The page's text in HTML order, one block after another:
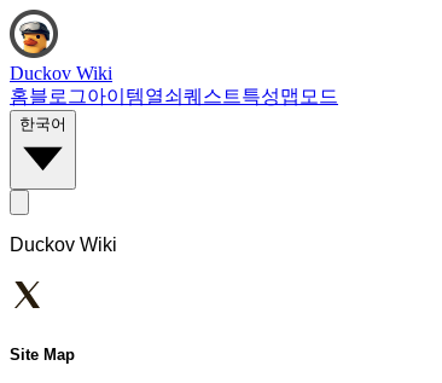
Duckov Wiki
홈블로그아이템열쇠 퀘스트특성맵 모드
한국어
Duckov Wiki
Site Map